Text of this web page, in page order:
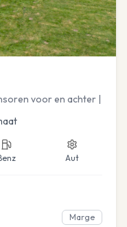
voor en achter |
Aut
Marge